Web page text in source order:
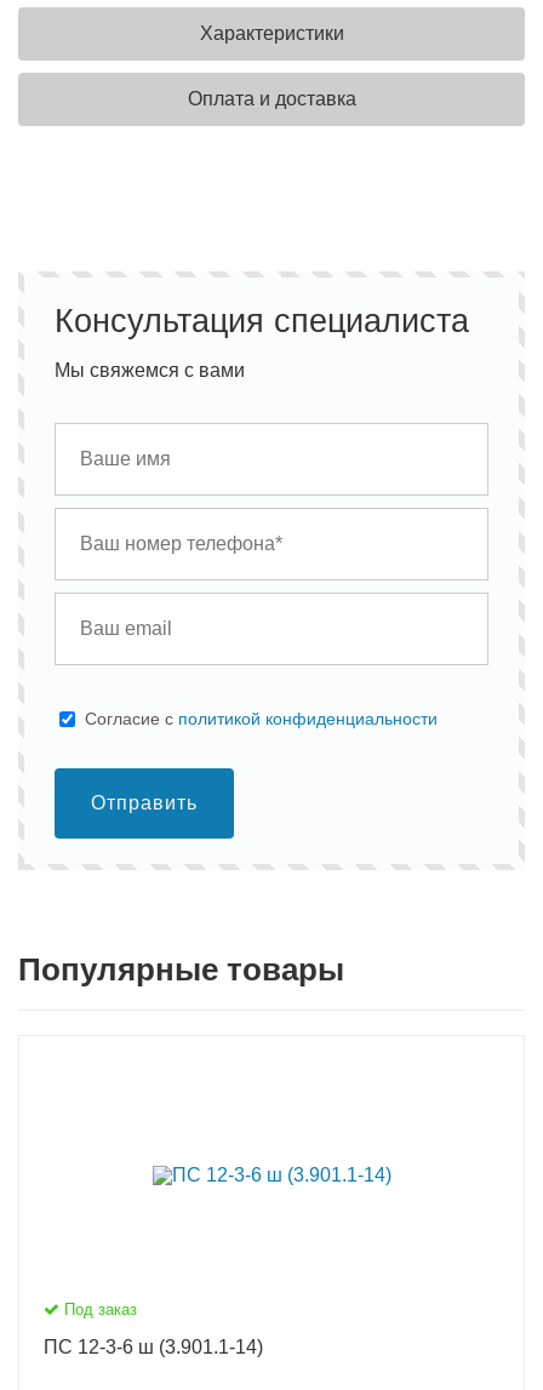
Характеристики
Оплата и доставка
Консультация специалиста
Мы свяжемся с вами
Cогласие с политикой конфиденциальности
Отправить
Популярные товары
Под заказ
ПС 12-3-6 ш (3.901.1-14)